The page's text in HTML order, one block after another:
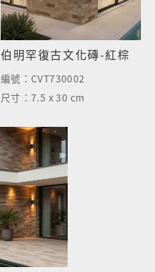
伯明罕復古文化磚-紅棕
編號： CVT730002
尺寸：7.5 x 30 cm